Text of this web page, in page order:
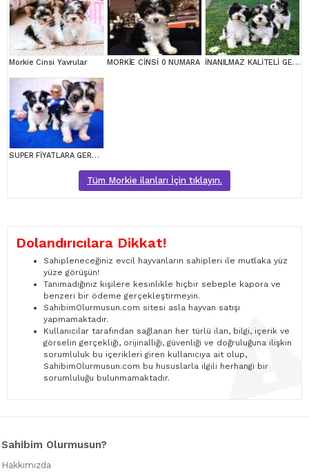
Morkie Cinsi Yavrular MORKİE CİNSİ 0 NUMARA İNANILMAZ KALİTELİ GERÇEK MORKİE YAVRULAR
SUPER FİYATLARA GERÇEK MORKİE YAVRULAR
Tüm Morkie ilanları İçin tıklayın.
Dolandırıcılara Dikkat!
Sahipleneceğiniz evcil hayvanların sahipleri ile mutlaka yüz
yüze görüşün!
Tanımadığınız kişilere kesinlikle hiçbir sebeple kapora ve
benzeri bir ödeme gerçekleştirmeyin.
SahibimOlurmusun.com sitesi asla hayvan satışı
yapmamaktadır.
Kullanıcılar tarafından sağlanan her türlü ilan, bilgi, içerik ve
görselin gerçekliği, orijinalliği, güvenliği ve doğruluğuna ilişkin
sorumluluk bu içerikleri giren kullanıcıya ait olup,
SahibimOlurmusun.com bu hususlarla ilgili herhangi bir
sorumluluğu bulunmamaktadır.
Sahibim Olurmusun?
Hakkımızda